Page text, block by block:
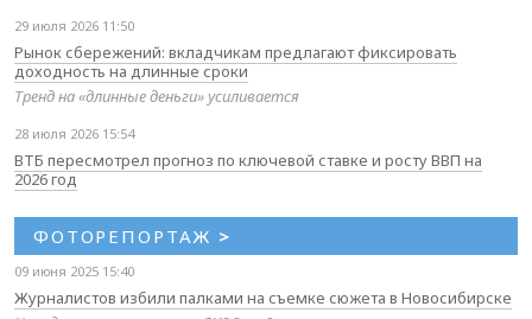
29 июля 2026 11:50
Рынок сбережений: вкладчикам предлагают фиксировать
доходность на длинные сроки
Тренд на «длинные деньги» усиливается
28 июля 2026 15:54
ВТБ пересмотрел прогноз по ключевой ставке и росту ВВП на
2026 год
ФОТОРЕПОРТАЖ >
09 июня 2025 15:40
Журналистов избили палками на съемке сюжета в Новосибирске